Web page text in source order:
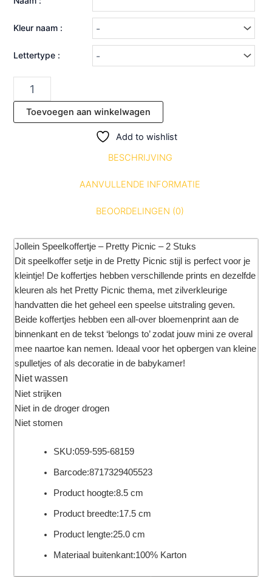
Kleur naam :
Lettertype :
Toevoegen aan winkelwagen
Add to wishlist
BESCHRIJVING
AANVULLENDE INFORMATIE
BEOORDELINGEN (0)
Jollein Speelkoffertje – Pretty Picnic – 2 Stuks
Dit speelkoffer setje in de Pretty Picnic stijl is perfect voor je
kleintje! De koffertjes hebben verschillende prints en dezelfde
kleuren als het Pretty Picnic thema, met zilverkleurige
handvatten die het geheel een speelse uitstraling geven.
Beide koffertjes hebben een all-over bloemenprint aan de
binnenkant en de tekst ‘belongs to’ zodat jouw mini ze overal
mee naartoe kan nemen. Ideaal voor het opbergen van kleine
spulletjes of als decoratie in de babykamer!
Niet wassen
Niet strijken
Niet in de droger drogen
Niet stomen
SKU:059-595-68159
Barcode:8717329405523
Product hoogte:8.5 cm
Product breedte:17.5 cm
Product lengte:25.0 cm
Materiaal buitenkant:100% Karton